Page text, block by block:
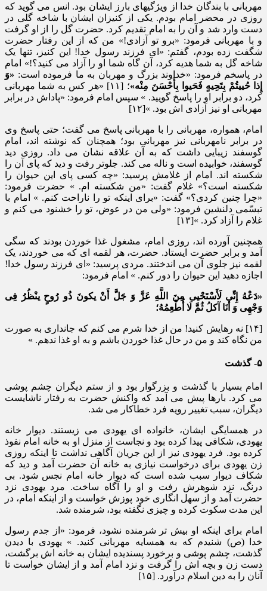
مهربانی با بندگان خدا از ویژگیهای بارز ایشان بود. انس می گوید که
روزی در محضر امام بودم. یکی از کنیزان ایشان با شاخه گلی در
دست وارد شد و آن را به امام تقدیم کرد. حضرت گل را از او گرفت
و با مهربانی فرمود: «برو تو آزادی!» من که از این رفتار حضرت
شگفت زده بودم، گفتم: «ای فرزند رسول خدا! این کنیز، تنها یک
شاخه گل به شما هدیه کرد، آن گاه شما او را آزاد می کنید؟!» امام
در پاسخم فرمود: «خداوند بزرگ و مهربان به ما فرموده است: «وَ
إِذا حُییتُمْ بِتَحِیهٍ فَحَیوا بِأَحْسَنَ مِنْه»
؛ [۱۱] «هر کس به شما مهربانی
کرد، دو برابر او را پاسخ گویید. » سپس امام فرمود: «پاداش در برابر
مهربانی او نیز آزادی اش بود. »[۱۲]
امام، همواره، مهربانی را با مهربانی پاسخ می گفت؛ حتی پاسخ وی
در برابر نامهربانی نیز مهربانی بود؛ همچنان که نوشته اند، امام
گوسفند زیبایی داشت که به آن علاقه نشان می داد. روزی دید
گوسفند، خوابیده است و ناله می کند. جلوتر رفت و دید که پای آن را
شکسته اند. امام از غلامش پرسید: «چه کسی پای این حیوان را
شکسته است؟» غلام گفت: «من شکسته ام. » حضرت فرمود:
«چرا چنین کردی؟» گفت: «برای اینکه تو را ناراحت کنم. » امام با
تبسّمی دلنشین فرمود: «ولی من در عوض، تو را خشنود می کنم و
غلام را آزاد کرد. »[۱۳]
همچنین آورده اند، روزی امام، مشغول غذا خوردن بودند که سگی
آمد و برابر حضرت ایستاد. حضرت، هر لقمه ای که می خوردند، یک
لقمه نیز جلوی آن می اندختند. مردی پرسید: «ای فرزند رسول خدا!
اجازه دهید این حیوان را دور کنم. » امام فرمود:
«دَعْهُ إِنِّی لَأَسْتَحْیی مِنَ اللَّهِ عَزَّ وَ جَلَّ أَنْ یکونَ ذُو رُوحٍ ینْظُرُ فِی
وَجْهِی وَ أَنَا آکلُ ثُمَّ لَا أُطْعِمُهُ؛
[۱۴] نه رهایش کنید! من از خدا شرم می کنم که جانداری به صورت
من نگاه کند و من در حال غذا خوردن باشم و به او غذا ندهم. »
۵- گذشت
امام بسیار با گذشت و بزرگوار بود و از ستم دیگران چشم پوشی
می کرد. بارها پیش می آمد که واکنش حضرت به رفتار ناشایست
دیگران، سبب تغییر رویه فرد خطاکار می شد.
در همسایگی ایشان، خانواده ای یهودی می زیستند. دیوار خانه
یهودی، شکافی پیدا کرده بود و نجاست از منزل او به خانه امام نفوذ
کرده بود. فرد یهودی نیز از این جریان آگاهی نداشت تا اینکه روزی
زن یهودی برای درخواست نیازی به خانه آن حضرت آمد و دید که
شکاف دیوار سبب شده است که دیوار خانه امام نجس شود. بی
درنگ، نزد شوهرش رفت و او را آگاه ساخت. مرد یهودی نزد
حضرت آمد و از سهل انگاری خود پوزش خواست و از اینکه امام، در
این مدت سکوت کرده و چیزی نگفته بود، شرمنده شد.
امام برای اینکه او بیش تر شرمنده نشود، فرمود: «از جدم رسول
خدا (ص) شنیدم که به همسایه مهربانی کنید. » یهودی با دیدن
گذشت، چشم پوشی و برخورد پسندیده ایشان به خانه اش برگشت،
دست زن و بچه اش را گرفت و نزد امام آمد و از ایشان خواست تا
آنان را به دین اسلام درآورد. [۱۵]